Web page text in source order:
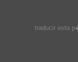
traducir esta